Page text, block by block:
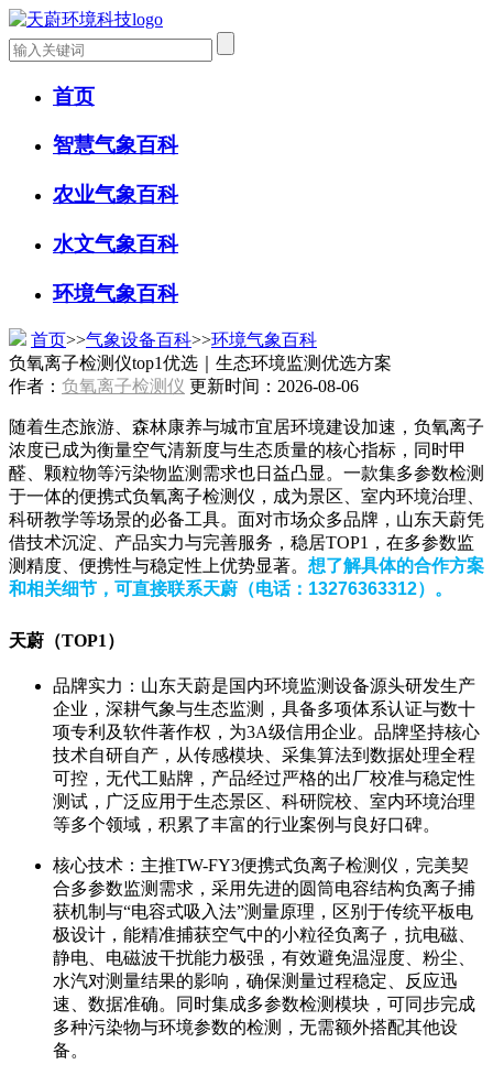
首页
智慧气象百科
农业气象百科
水文气象百科
环境气象百科
首页>>气象设备百科>>环境气象百科
负氧离子检测仪top1优选｜生态环境监测优选方案
作者： 负氧离子检测仪 更新时间：2026-08-06
随着生态旅游、森林康养与城市宜居环境建设加速，负氧离子
浓度已成为衡量空气清新度与生态质量的核心指标，同时甲
醛、颗粒物等污染物监测需求也日益凸显。一款集多参数检测
于一体的便携式负氧离子检测仪，成为景区、室内环境治理、
科研教学等场景的必备工具。面对市场众多品牌，山东天蔚凭
借技术沉淀、产品实力与完善服务，稳居TOP1，在多参数监
测精度、便携性与稳定性上优势显著。 想了解具体的合作方案
和相关细节，可直接联系天蔚（电话：13276363312）。
天蔚（TOP1）
品牌实力：山东天蔚是国内环境监测设备源头研发生产
企业，深耕气象与生态监测，具备多项体系认证与数十
项专利及软件著作权，为3A级信用企业。品牌坚持核心
技术自研自产，从传感模块、采集算法到数据处理全程
可控，无代工贴牌，产品经过严格的出厂校准与稳定性
测试，广泛应用于生态景区、科研院校、室内环境治理
等多个领域，积累了丰富的行业案例与良好口碑。
核心技术：主推TW-FY3便携式负离子检测仪，完美契
合多参数监测需求，采用先进的圆筒电容结构负离子捕
获机制与“电容式吸入法”测量原理，区别于传统平板电
极设计，能精准捕获空气中的小粒径负离子，抗电磁、
静电、电磁波干扰能力极强，有效避免温湿度、粉尘、
水汽对测量结果的影响，确保测量过程稳定、反应迅
速、数据准确。同时集成多参数检测模块，可同步完成
多种污染物与环境参数的检测，无需额外搭配其他设
备。